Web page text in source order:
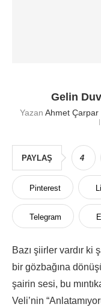
Gelin
Yazan Ahmet Çarpar
PAYLAŞ 4
Pinterest
Telegram
Bazı şiirler vardır ki
bir gözbağına
şairin sesi, bu
Veli’nin